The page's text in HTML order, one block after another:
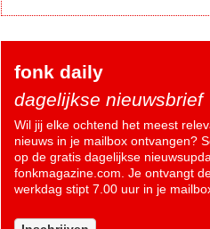
fonk daily
dagelijkse nieuwsbrief
Wil jij elke ochtend het meest
nieuws in je mailbox ontvangen?
op de gratis dagelijkse
fonkmagazine.com. Je ontvangt
werkdag stipt 7.00 uur in je